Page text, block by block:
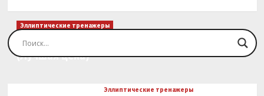
Эллиптические тренажеры
Эллиптический тренажер EVO FITNESS Orion
(Лучшая цена)
Эллиптические тренажеры